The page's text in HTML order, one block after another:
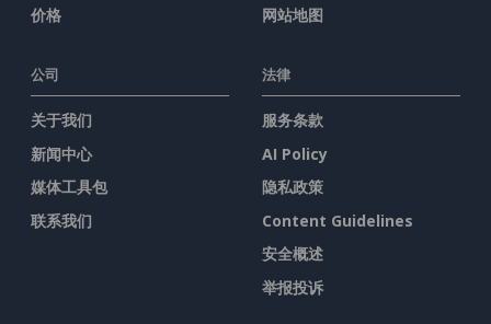
价格
网站地图
公司
关于我们
新闻中心
媒体工具包
联系我们
法律
服务条款
AI Policy
隐私政策
Content Guidelines
安全概述
举报投诉